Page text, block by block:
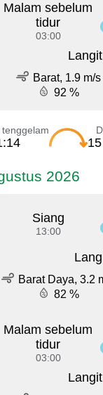
Malam sebelum
tidur
03:00
Barat, 1.9 m/s
92 %
2026
Siang
13:00
Barat Daya, 3.2
82 %
Malam sebelum
tidur
03:00